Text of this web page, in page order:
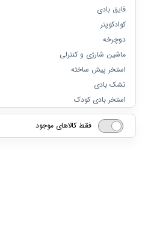
قایق بادی
کوادکوپتر
دوچرخه
ماشین شارژی و کنترلی
استخر پیش ساخته
تشک بادی
استخر بادی کودک
فقط کالاهای موجود